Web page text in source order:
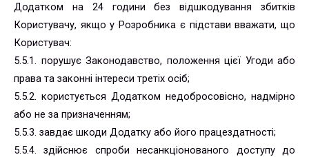
Додатком на 24 години без відшкодування збитків
Користувачу, якщо у Розробника є підстави вважати, що
Користувач:
5.5.1. порушує Законодавство, положення цієї Угоди або
права та законні інтереси третіх осіб;
5.5.2. користується Додатком недобросовісно, надмірно
або не за призначенням;
5.5.3. завдає шкоди Додатку або його працездатності;
5.5.4. здійснює спроби несанкціонованого доступу до